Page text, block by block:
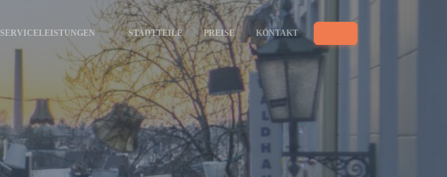
SERVICELEISTUNGEN STADTTEILE PREISE KONTAKT